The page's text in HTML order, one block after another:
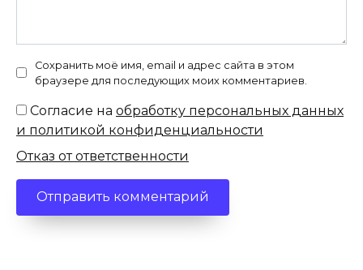
Сохранить моё имя, email и адрес сайта в этом
браузере для последующих моих комментариев.
Согласие на обработку персональных данных
и политикой конфиденциальности
Отказ от ответственности